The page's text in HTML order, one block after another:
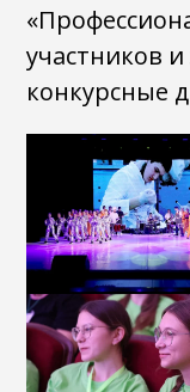
участников
конкурсные